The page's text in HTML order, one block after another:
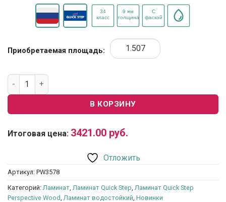
Приобретаемая площадь:
Количество товара Ламинат Quick Step Perspective
В КОРЗИНУ
Итоговая цена: 3421.00 руб.
Отложить
Артикул: PW3578
Категорий: Ламинат Ламинат Quick Step Ламинат Quick Step
Perspective Wood Ламинат водостойкий Новинки